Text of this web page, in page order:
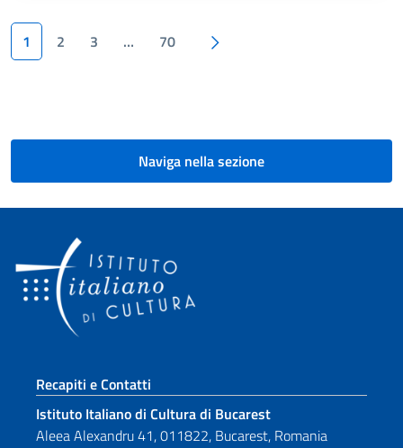
Paginazione
1 2 3 … 70
Naviga nella sezione
Sezione footer
Recapiti e Contatti
Istituto Italiano di Cultura di Bucarest
Aleea Alexandru 41, 011822, Bucarest, Romania